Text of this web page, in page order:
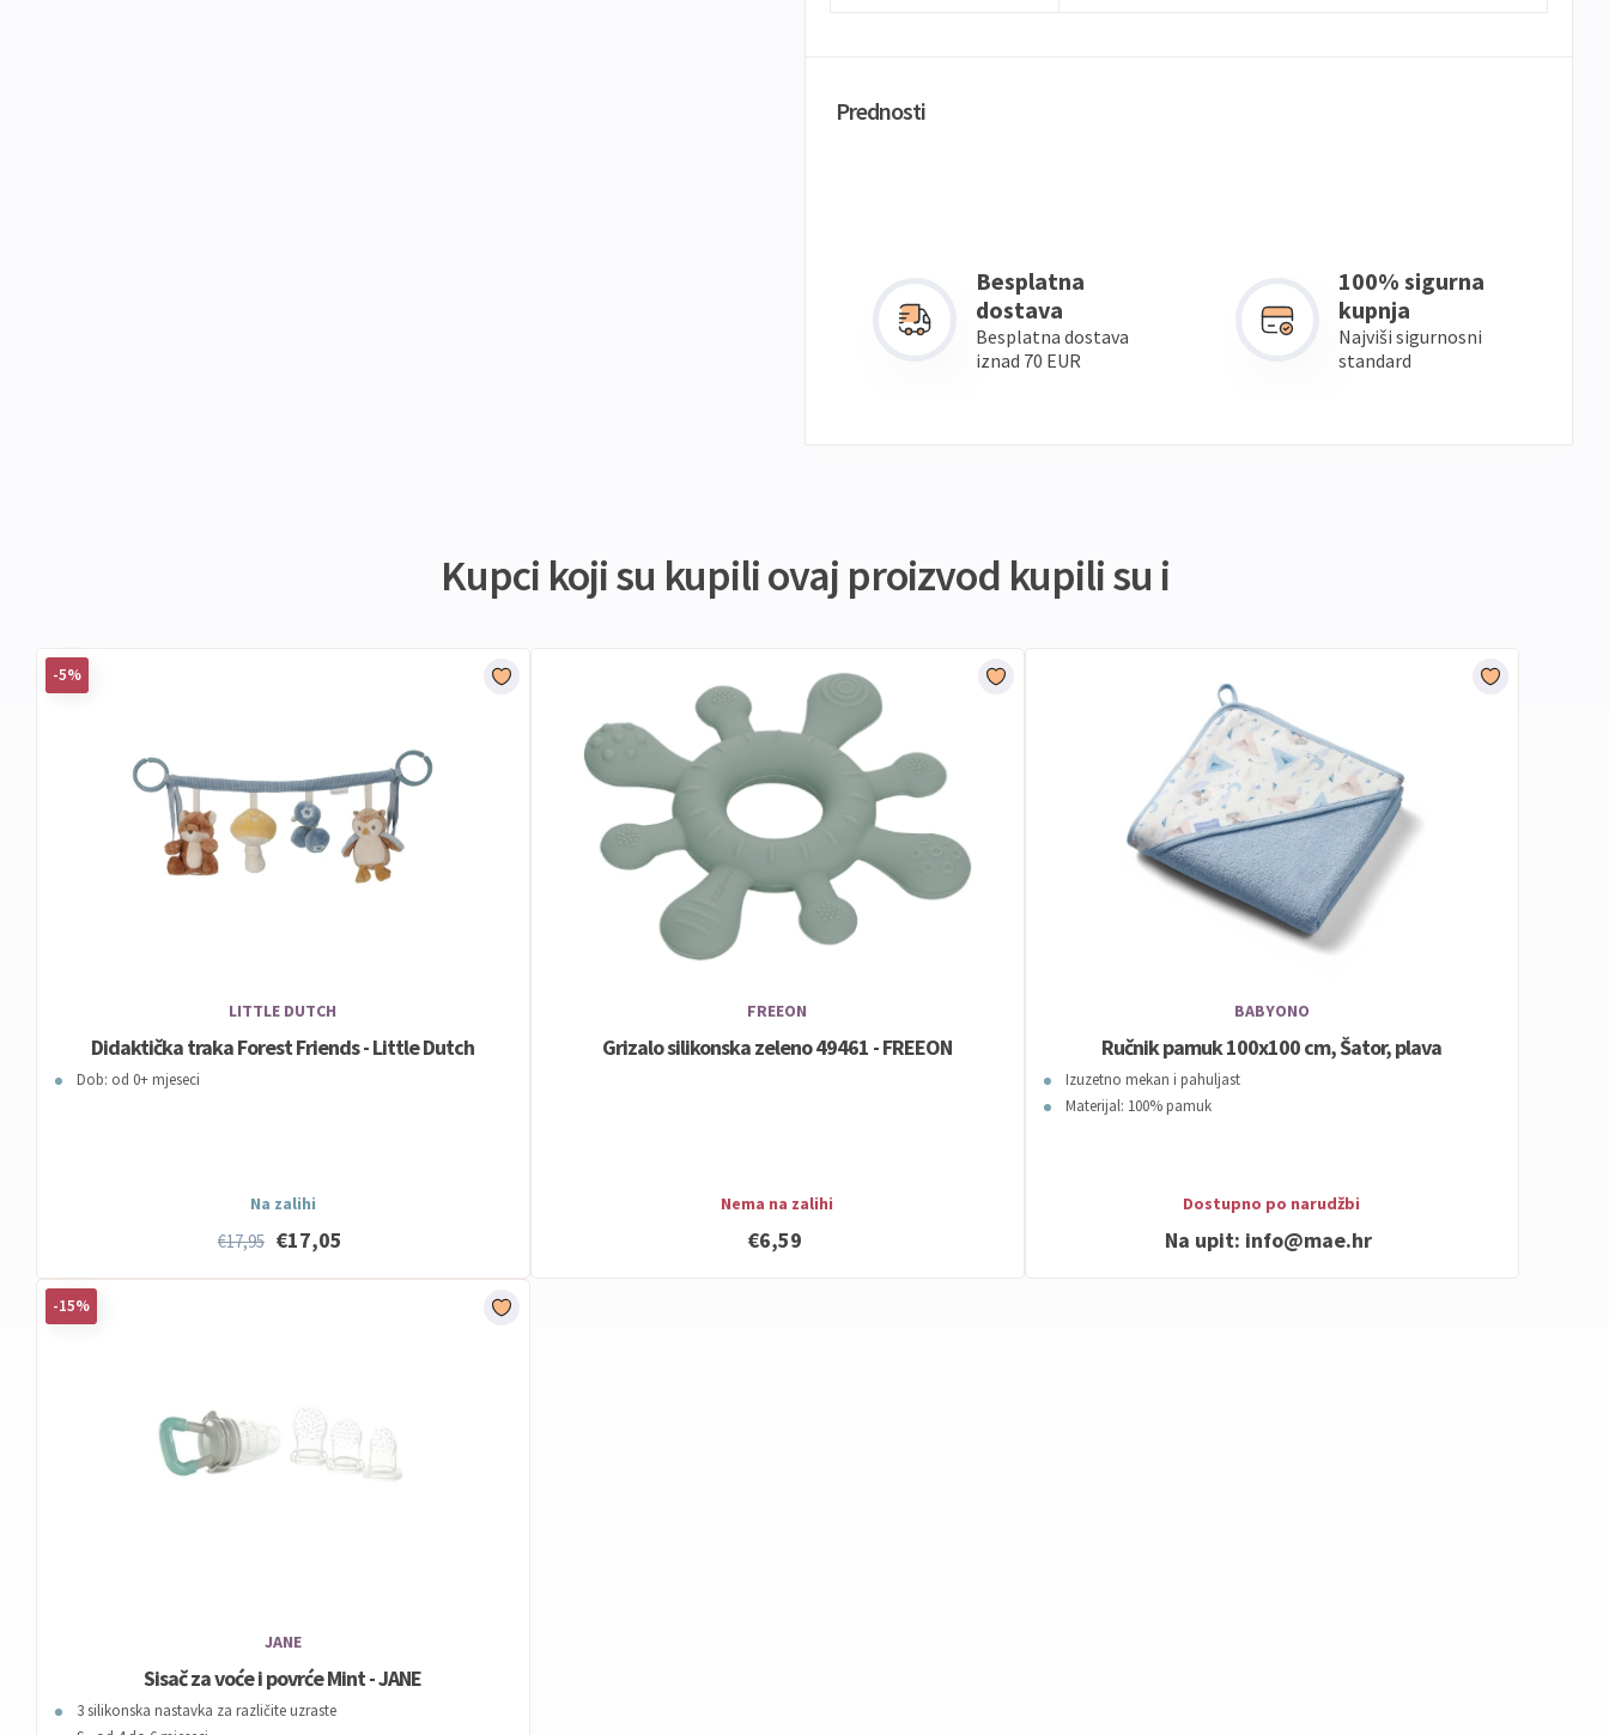
Prednosti
Besplatna
dostava
Besplatna dostava
iznad 70 EUR
100% sigurna
kupnja
Najviši sigurnosni
standard
Kupci koji su kupili ovaj proizvod kupili su i
-5%
LITTLE DUTCH
Didaktička traka Forest Friends - Little Dutch
Dob: od 0+ mjeseci
Na zalihi
€17,95 €17,05
FREEON
Grizalo silikonska zeleno 49461 - FREEON
Nema na zalihi
€6,59
BABYONO
Ručnik pamuk 100x100 cm, Šator, plava
Izuzetno mekan i pahuljast
Materijal: 100% pamuk
Dostupno po narudžbi
Na upit: info@mae.hr
-15%
JANE
Sisač za voće i povrće Mint - JANE
3 silikonska nastavka za različite uzraste